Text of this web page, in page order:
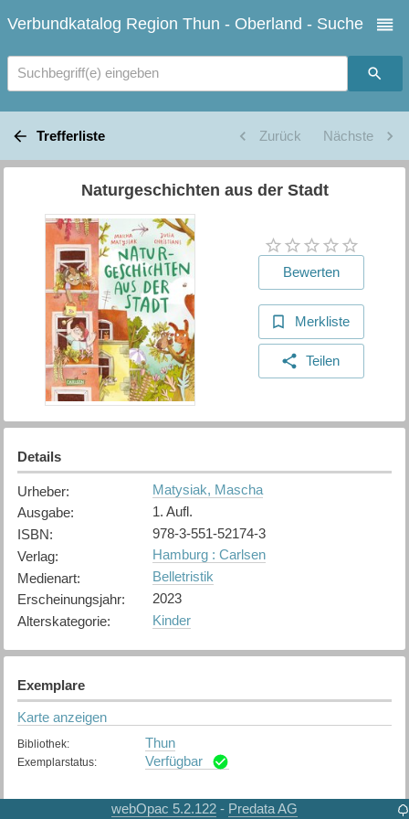
Verbundkatalog Region Thun - Oberland - Suche
Suchbegriff(e) eingeben
Trefferliste Zurück Nächste
Naturgeschichten aus der Stadt
Bewerten
Merkliste
Teilen
Details
Urheber:
Matysiak, Mascha
Ausgabe:
1. Aufl.
ISBN:
978-3-551-52174-3
Verlag:
Hamburg : Carlsen
Medienart:
Belletristik
Erscheinungsjahr:
2023
Alterskategorie: Kinder
Exemplare
Karte anzeigen
Bibliothek: Thun
Exemplarstatus: Verfügbar
webOpac 5.2.122 - Predata AG